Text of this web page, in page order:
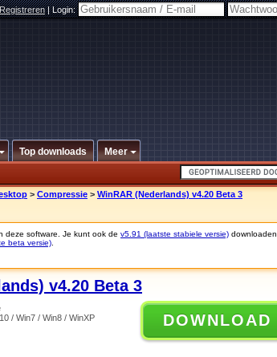
Registreren|Login:
Top downloads Meer
> Compressie > WinRAR (Nederlands) v4.20 Beta 3
deze software. Je kunt ook de v5.91 (laatste stabiele versie) downloaden.
beta versie)
v4.20 Beta 3
/ Win7 / Win8 / WinXP
DOWNLOAD